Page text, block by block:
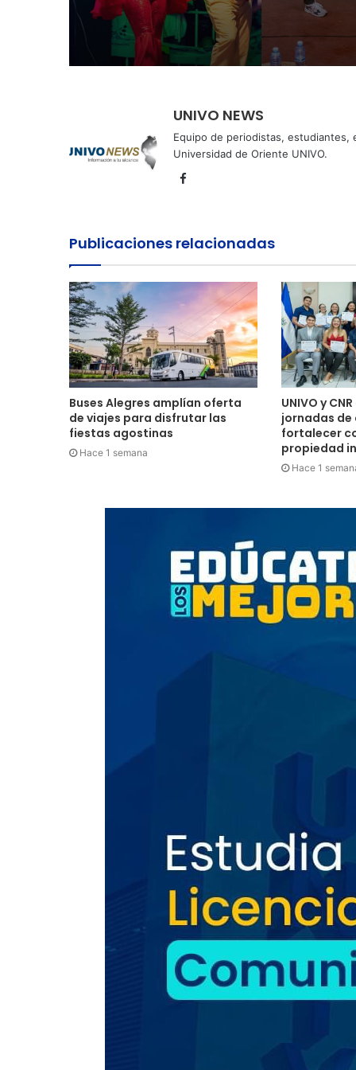
UNIVO NEWS
Equipo de periodistas, estudiantes,
Universidad de Oriente UNIVO.
Facebook
Publicaciones relacionadas
Buses Alegres amplían oferta
de viajes para disfrutar las
fiestas agostinas
Hace 1 semana
UNIVO y
jornadas
fortalecer
propiedad
Hace 1